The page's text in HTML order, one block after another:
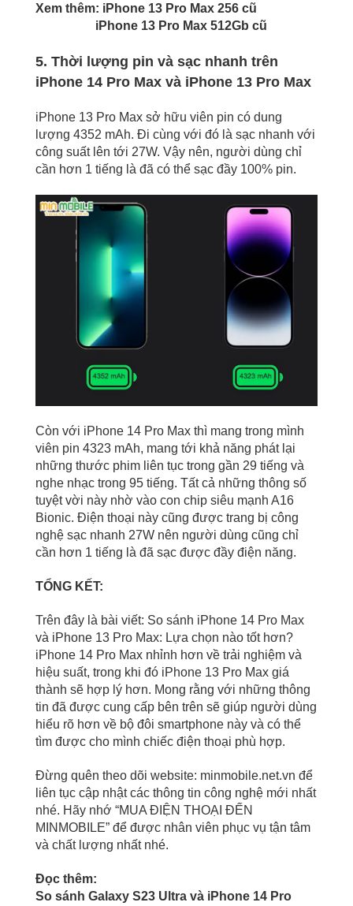
Xem thêm: iPhone 13 Pro Max 256 cũ
iPhone 13 Pro Max 512Gb cũ
5. Thời lượng pin và sạc nhanh trên
iPhone 14 Pro Max và iPhone 13 Pro Max
iPhone 13 Pro Max sở hữu viên pin có dung
lượng 4352 mAh. Đi cùng với đó là sạc nhanh với
công suất lên tới 27W. Vậy nên, người dùng chỉ
cần hơn 1 tiếng là đã có thể sạc đầy 100% pin.
Còn với iPhone 14 Pro Max thì mang trong mình
viên pin 4323 mAh, mang tới khả năng phát lại
những thước phim liên tục trong gần 29 tiếng và
nghe nhạc trong 95 tiếng. Tất cả những thông số
tuyệt vời này nhờ vào con chip siêu mạnh A16
Bionic. Điện thoại này cũng được trang bị công
nghệ sạc nhanh 27W nên người dùng cũng chỉ
cần hơn 1 tiếng là đã sạc được đầy điện năng.
TỔNG KẾT:
Trên đây là bài viết: So sánh iPhone 14 Pro Max
và iPhone 13 Pro Max: Lựa chọn nào tốt hơn?
iPhone 14 Pro Max nhỉnh hơn về trải nghiệm và
hiệu suất, trong khi đó iPhone 13 Pro Max giá
thành sẽ hợp lý hơn. Mong rằng với những thông
tin đã được cung cấp bên trên sẽ giúp người dùng
hiểu rõ hơn về bộ đôi smartphone này và có thể
tìm được cho mình chiếc điện thoại phù hợp.
Đừng quên theo dõi website: minmobile.net.vn để
liên tục cập nhật các thông tin công nghệ mới nhất
nhé. Hãy nhớ “MUA ĐIỆN THOẠI ĐẾN
MINMOBILE” để được nhân viên phục vụ tận tâm
và chất lượng nhất nhé.
Đọc thêm:
So sánh Galaxy S23 Ultra và iPhone 14 Pro